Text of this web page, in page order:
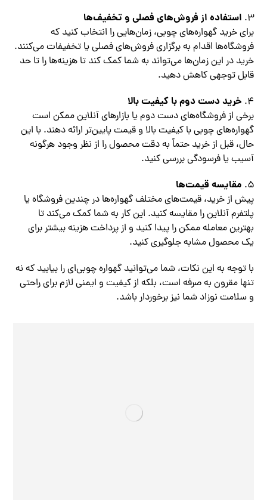
استفاده از فروش‌های فصلی و تخفیف‌ها
برای خرید گهواره‌های چوبی، زمان‌هایی را انتخاب کنید که
فروشگاه‌ها اقدام به برگزاری فروش‌های فصلی یا تخفیفات می‌کنند.
خرید در این زمان‌ها می‌تواند به شما کمک کند تا هزینه‌ها را تا حد
قابل توجهی کاهش دهید.
خرید دست دوم با کیفیت بالا
برخی از فروشگاه‌های دست دوم یا بازارهای آنلاین ممکن است
گهواره‌های چوبی با کیفیت بالا و قیمت پایین‌تر ارائه دهند. با این
حال، قبل از خرید حتماً به دقت محصول را از نظر وجود هرگونه
آسیب یا فرسودگی بررسی کنید.
مقایسه قیمت‌ها
پیش از خرید، قیمت‌های مختلف گهواره‌ها در چندین فروشگاه یا
پلتفرم آنلاین را مقایسه کنید. این کار به شما کمک می‌کند تا
بهترین معامله ممکن را پیدا کنید و از پرداخت هزینه بیشتر برای
یک محصول مشابه جلوگیری کنید.
با توجه به این نکات، شما می‌توانید گهواره چوبی‌ای را بیابید که نه
تنها مقرون به صرفه است، بلکه از کیفیت و ایمنی لازم برای راحتی
و سلامت نوزاد شما نیز برخوردار باشد.